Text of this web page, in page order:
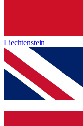
Liechtenstein